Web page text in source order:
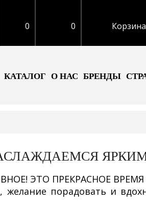
0 0
КАТАЛОГ О НАС БРЕНДЫ
ЭТО ПРЕКРАСНОЕ
желание порадовать и